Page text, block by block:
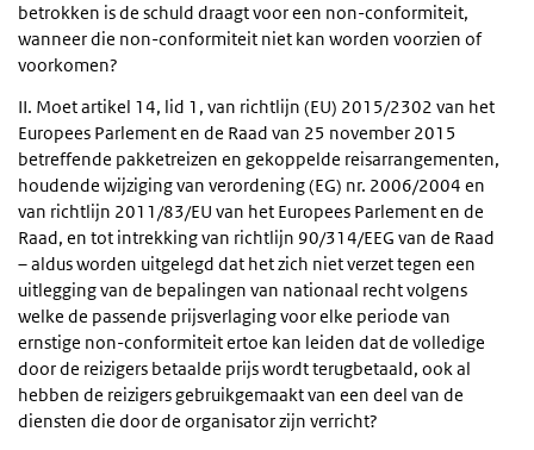
betrokken is de schuld draagt voor een non-conformiteit,
wanneer die non-conformiteit niet kan worden voorzien of
voorkomen?
II. Moet artikel 14, lid 1, van richtlijn (EU) 2015/2302 van het
Europees Parlement en de Raad van 25 november 2015
betreffende pakketreizen en gekoppelde reisarrangementen,
houdende wijziging van verordening (EG) nr. 2006/2004 en
van richtlijn 2011/83/EU van het Europees Parlement en de
Raad, en tot intrekking van richtlijn 90/314/EEG van de Raad
– aldus worden uitgelegd dat het zich niet verzet tegen een
uitlegging van de bepalingen van nationaal recht volgens
welke de passende prijsverlaging voor elke periode van
ernstige non-conformiteit ertoe kan leiden dat de volledige
door de reizigers betaalde prijs wordt terugbetaald, ook al
hebben de reizigers gebruikgemaakt van een deel van de
diensten die door de organisator zijn verricht?